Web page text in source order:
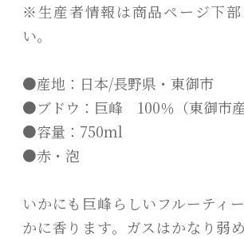
※生産者情報は商品ページ下部
い。
●産地：日本/長野県・東御市
●ブドウ：巨峰 100％（東御市産
●容量：750ml
●赤・泡
いかにも巨峰らしいフルーティ
かに香ります。ガスはかなり弱